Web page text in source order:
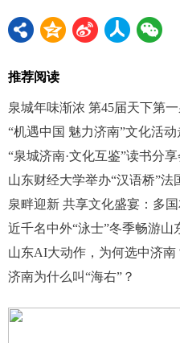
推荐阅读
泉城年味渐浓 第45届天下第
“机遇中国 魅力济南”文化活
“泉城济南·文化互鉴”读书分
泉畔迎新 共享文化盛宴：多
近千名中外“泳士”冬季畅游山
山东AI大动作，为何选中济南
济南为什么叫“海右”？